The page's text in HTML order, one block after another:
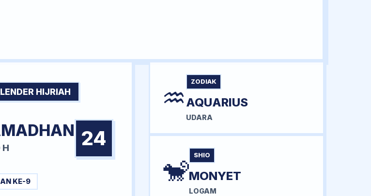
HIJRIAH
H 24
KE-9
♒ ZODIAK
AQUARIUS
UDARA
🐒 SHIO
MONYET
LOGAM